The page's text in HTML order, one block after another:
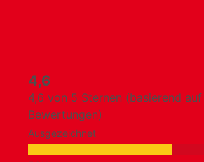
4,6
4,6 von 5 Sternen (basierend auf
Bewertungen)
Ausgezeichnet